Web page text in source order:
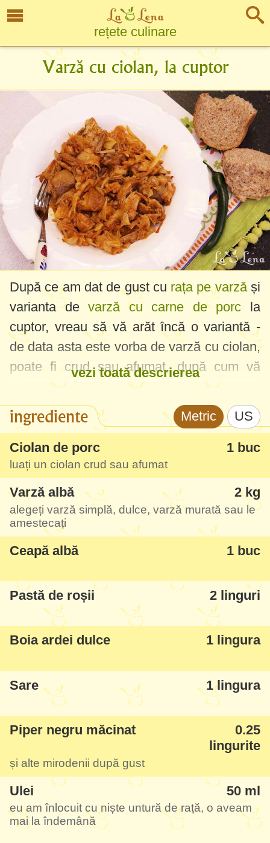
rețete culinare
Varză cu ciolan, la cuptor
După ce am dat de gust cu rața pe varzăși
varianta devarză cu carne de porc la
cuptor, vreau să vă arăt încă o variantă -
de data asta este vorba de varză cu ciolan,
poate fi crud sau afumat, după cum vă
place. Am făcut-o de câteva ori până acum
și este una din rețetele preferate chiar și a
copiilor. Tot mai mult îmi place să fac astfel
de mâncăruri cu varză călită anume la
cuptor, aceasta se topește efectiv în gură
și se pătrunde foarte bine cu toate
aromele.
Auzisem de ciolanul cu varză, am și gustat
ceva de genul în restaurant dar nu m-a
impresionat. În schimb varianta de mai jos
vă asigur că este un succes, puteți să
reglați rețeta după preferințe - o faceți cu
ciolan simplu sau afumat, puneți varză
vezi toată descrierea
ingrediente Metric US
Ciolan de porc 1 buc
luați un ciolan crud sau afumat
Varză albă 2 kg
alegeți varză simplă, dulce, varză murată sau le
amestecați
Ceapă albă 1 buc
Pastă de roșii 2 linguri
Boia ardei dulce 1 lingura
Sare 1 lingura
Piper negru măcinat
0.25
lingurite
și alte mirodenii după gust
Ulei 50 ml
eu am înlocuit cu niște untură de rață, o aveam
mai la îndemână